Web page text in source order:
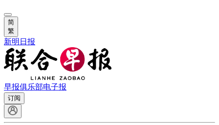
简
繁
新明日报
早报俱乐部电子报
订阅